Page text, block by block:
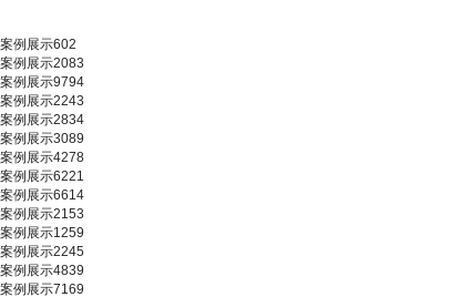
案例展示602
案例展示2083
案例展示9794
案例展示2243
案例展示2834
案例展示3089
案例展示4278
案例展示6221
案例展示6614
案例展示2153
案例展示1259
案例展示2245
案例展示4839
案例展示7169